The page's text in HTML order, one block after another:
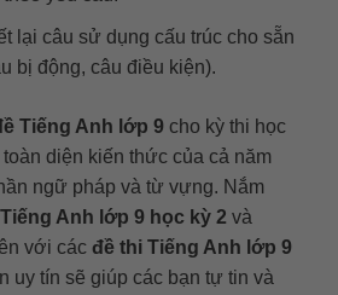
lại câu sử dụng cấu trúc cho sẵn
bị động, câu điều kiện).
Tiếng Anh lớp 9 cho kỳ thi học
diện kiến thức của cả năm
ngữ pháp và từ vựng. Nắm
Anh lớp 9 học kỳ 2 và
với các đề thi Tiếng Anh lớp 9
uy tín sẽ giúp các bạn tự tin và